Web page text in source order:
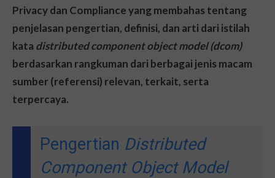
Privacy dan Compliance yang membahas tentang
penjelasan pengertian, definisi, dan arti dari istilah
kata distributed component object model (dcom)
berdasarkan rangkuman dari berbagai jenis macam
sumber (referensi) relevan, terkait, serta
terpercaya.
Pengertian Distributed
Component Object Model